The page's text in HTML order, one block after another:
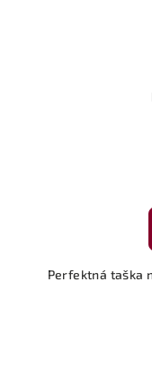
Perfektná taška